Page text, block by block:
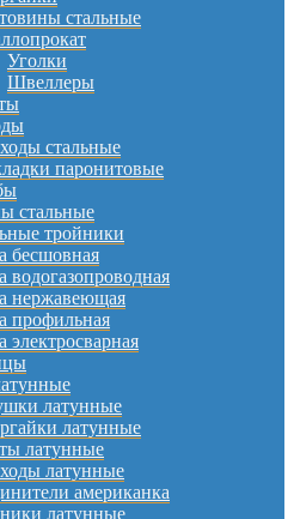
стальные
Уголки
Швеллеры
стальные
паронитовые
стальные
тройники
бесшовная
водогазопроводная
нержавеющая
профильная
электросварная
латунные
латунные
латунные
латунные
американка
латунные